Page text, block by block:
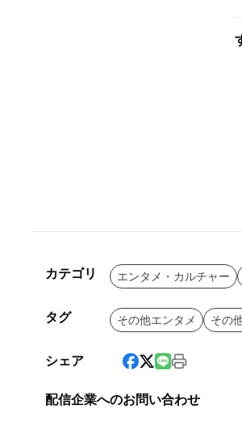
カテゴリ エンタメ・カルチャー
タグ その他エンタメ その
シェア
配信企業へのお問い合わせ